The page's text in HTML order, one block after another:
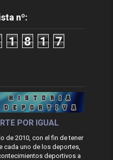
nº:
1 8 1 7
POR IGUAL
de 2010, con el fin de tener
cada uno de los deportes,
deportivos a